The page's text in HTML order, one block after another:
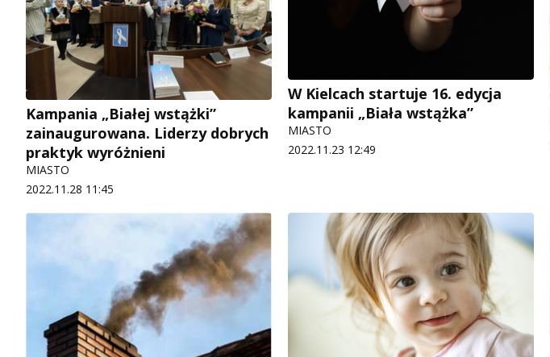
Kampania „Białej wstążki”
zainaugurowana. Liderzy dobrych
praktyk wyróżnieni
MIASTO
2022.11.28 11:45
W Kielcach startuje 16. edycja
kampanii „Biała wstążka”
MIASTO
2022.11.23 12:49